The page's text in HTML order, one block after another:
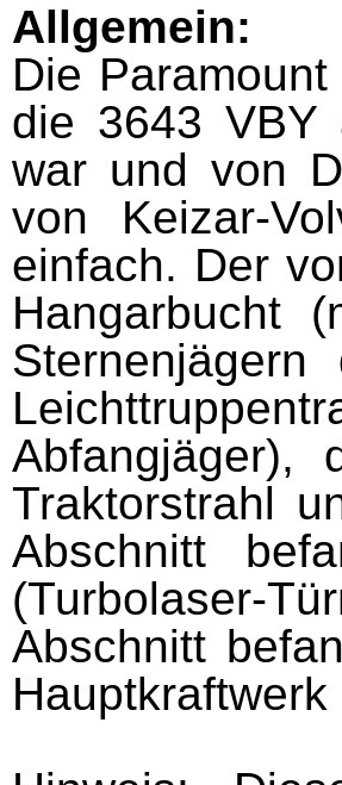
Allgemein:
Die
die 3643 VBY
war und von
von Keizar-
einfach. Der
Hangarbucht
Abfangjäger),
Traktorstrahl
Abschnitt
(Turbolaser-
Abschnitt